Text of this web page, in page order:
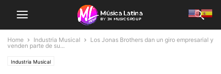
Home Industria Musical
Los Jonas Brothers dan un giro empresarial y
venden parte de su...
Industria Musical